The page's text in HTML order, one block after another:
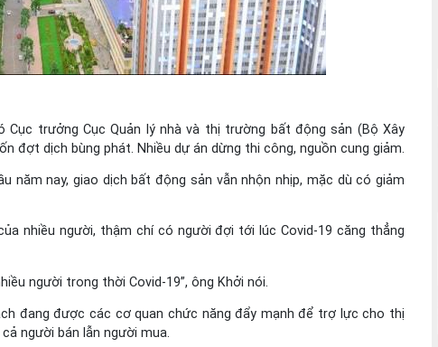
Cục trưởng Cục Quản lý nhà và thị trường bất động sản (Bộ Xây
đợt dịch bùng phát. Nhiều dự án dừng thi công, nguồn cung giảm.
năm nay, giao dịch bất động sản vẫn nhộn nhịp, mặc dù có giảm
nhiều người, thậm chí có người đợi tới lúc Covid-19 căng thẳng
người trong thời Covid-19”, ông Khởi nói.
đang được các cơ quan chức năng đẩy mạnh để trợ lực cho thị
người bán lẫn người mua.